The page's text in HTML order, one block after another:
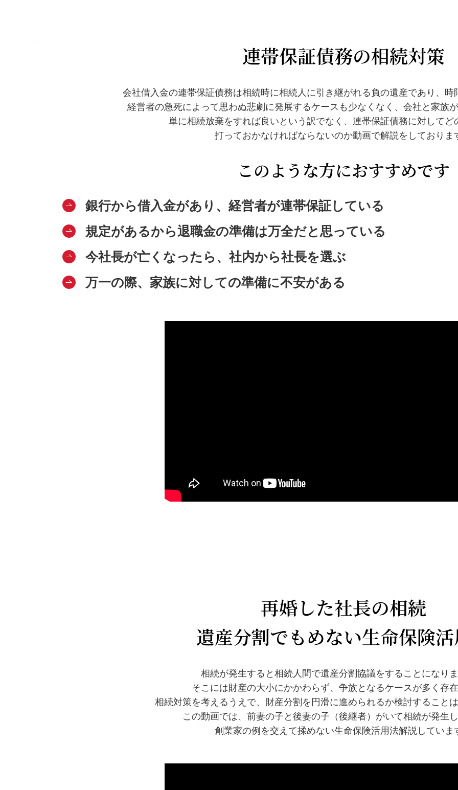
連帯保証債務の相続対策
会社借入金の連帯保証債務は相続時に相続人に引き継がれる負の遺産であり、時
経営者の急死によって思わぬ悲劇に発展するケースも少なくなく、会社と家族
単に相続放棄をすれば良いという訳でなく、連帯保証債務に対してど
打っておかなければならないのか動画で解説をしておりま
このような方におすすめです
銀行から借入金があり、経営者が連帯保証している
規定があるから退職金の準備は万全だと思っている
今社長が亡くなったら、社内から社長を選ぶ
万一の際、家族に対しての準備に不安がある
再婚した社長の相続
遺産分割でもめない生命保険
相続が発生すると相続人間で遺産分割協議をすることになりま
そこには財産の大小にかかわらず、争族となるケースが多く存在
相続対策を考えるうえで、財産分割を円滑に進められるか検討することは
この動画では、前妻の子と後妻の子（後継者）がいて相続が発生
創業家の例を交えて揉めない生命保険活用法解説していま